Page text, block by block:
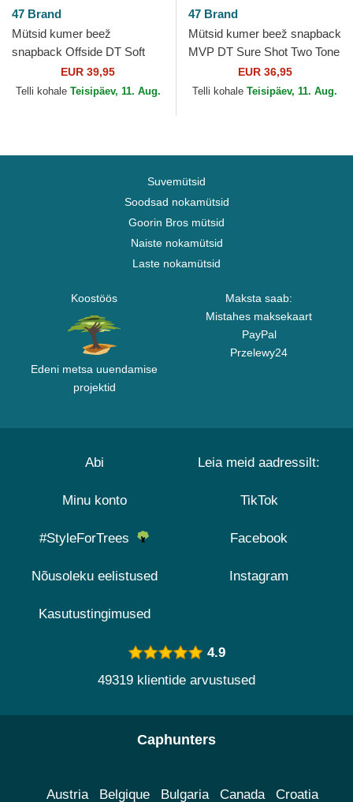
47 Brand
Mütsid kumer beež
snapback Offside DT Soft
Glow Script New York
Yankees MLB 47 Brand
EUR 39,95
Telli kohale Teisipäev, 11. Aug.
47 Brand
Mütsid kumer beež snapback
MVP DT Sure Shot Two Tone
Cotton New York Yankees
MLB 47 Brand
EUR 36,95
Telli kohale Teisipäev, 11. Aug.
Suvemütsid
Soodsad nokamütsid
Goorin Bros mütsid
Naiste nokamütsid
Laste nokamütsid
Koostöös
Edeni metsa uuendamise
projektid
Maksta saab:
Mistahes maksekaart
PayPal
Przelewy24
Abi
Minu konto
#StyleForTrees
Nõusoleku eelistused
Kasutustingimused
Leia meid aadressilt:
TikTok
Facebook
Instagram
4.9
49319 klientide arvustused
Caphunters
Austria Belgique Bulgaria Canada Croatia